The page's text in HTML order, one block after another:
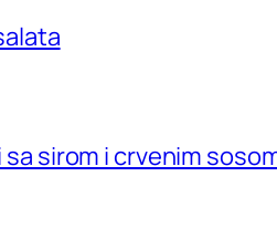
sa sirom i crvenim